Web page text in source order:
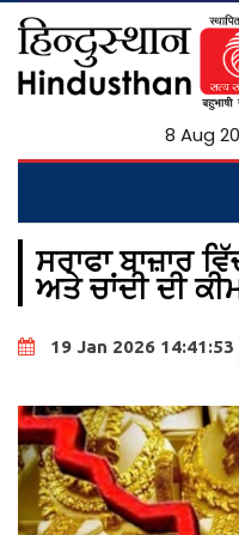
8 Aug
ਸਰਾਫਾ ਬਾਜ਼ਾਰ
ਅਤੇ ਚਾਂਦੀ ਦੀ
19 Jan 2026 14:41:53